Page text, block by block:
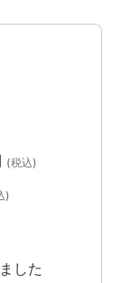
(税込)
)
した